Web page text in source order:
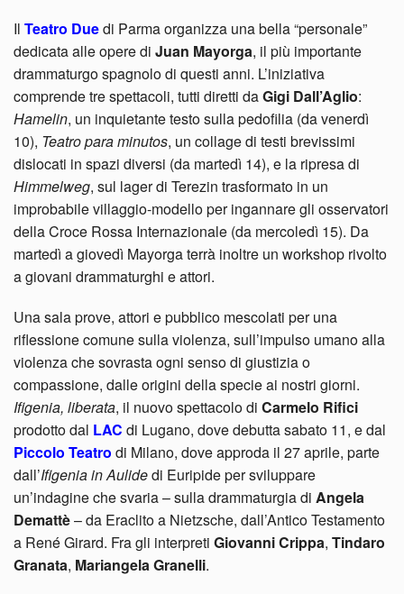
Il Teatro Duedi Parma organizza una bella “personale”
dedicata alle opere di Juan Mayorga, il più importante
drammaturgo spagnolo di questi anni. L’iniziativa
comprende tre spettacoli, tutti diretti daGigi Dall’Aglio:
Hamelin, un inquietante testo sulla pedofilia (da venerdì
10), Teatro para minutos, un collage di testi brevissimi
dislocati in spazi diversi (da martedì 14), e la ripresa di
Himmelweg, sul lager di Terezin trasformato in un
improbabile villaggio-modello per ingannare gli osservatori
della Croce Rossa Internazionale (da mercoledì 15). Da
martedì a giovedì Mayorga terrà inoltre un workshop rivolto
a giovani drammaturghi e attori.
Una sala prove, attori e pubblico mescolati per una
riflessione comune sulla violenza, sull’impulso umano alla
violenza che sovrasta ogni senso di giustizia o
compassione, dalle origini della specie ai nostri giorni.
Ifigenia, liberata, il nuovo spettacolo di Carmelo Rifici
prodotto dal LAC di Lugano, dove debutta sabato 11, e dal
Piccolo Teatro di Milano, dove approda il 27 aprile, parte
dall’Ifigenia in Aulidedi Euripide per sviluppare
un’indagine che svaria – sulla drammaturgia di Angela
Demattè– da Eraclito a Nietzsche, dall’Antico Testamento
a René Girard. Fra gli interpreti Giovanni Crippa, Tindaro
Granata, Mariangela Granelli.